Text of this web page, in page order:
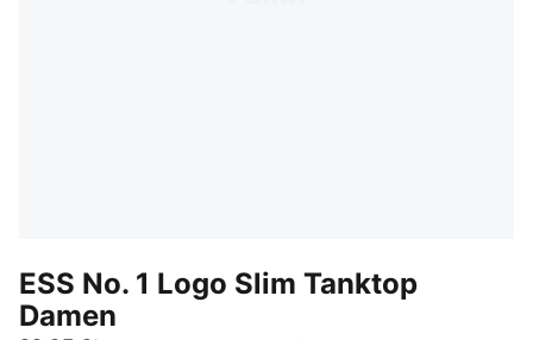
ESS No. 1 Logo Slim Tanktop
Damen